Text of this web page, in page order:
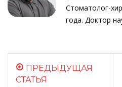
Стоматолог-
года. Доктор
ПРЕДЫДУЩАЯ
СТАТЬЯ